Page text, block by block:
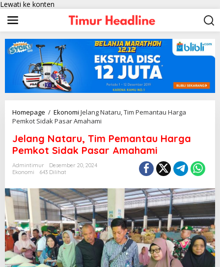
Lewati ke konten
Homepage / Ekonomi Jelang Nataru, Tim Pemantau Harga
Pemkot Sidak Pasar Amahami
Jelang Nataru, Tim Pemantau Harga
Pemkot Sidak Pasar Amahami
Admintimur
Desember 20, 2024
Ekonomi
643 Dilihat